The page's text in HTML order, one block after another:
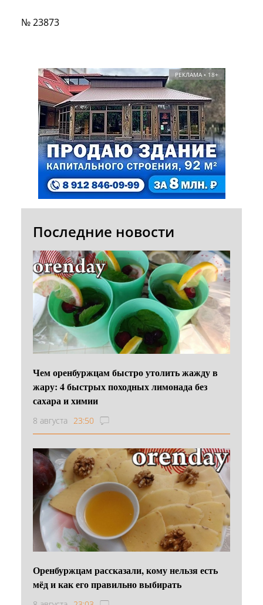
№ 23873
РЕКЛАМА • 18+
Последние новости
Чем оренбуржцам быстро утолить жажду в
жару: 4 быстрых походных лимонада без
сахара и химии
8 августа 23:50
Оренбуржцам рассказали, кому нельзя есть
мёд и как его правильно выбирать